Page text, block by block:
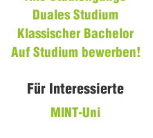
Duales Studium
Klassischer Bachelor
Auf Studium bewerben!
Für Interessierte
MINT-Uni